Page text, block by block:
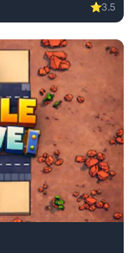
⭐3.5
online free.